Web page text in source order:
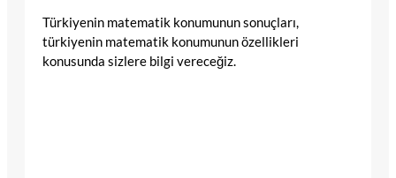
Türkiyenin matematik konumunun sonuçları,
türkiyenin matematik konumunun özellikleri
konusunda sizlere bilgi vereceğiz.